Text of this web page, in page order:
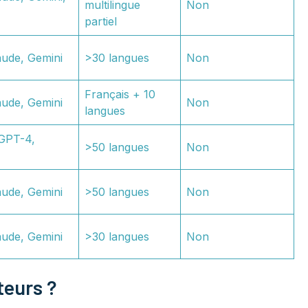
multilingue
partiel
Non
Gemini >30 langues Non
Gemini
Français + 10
langues
Non
4,
>50 langues Non
Gemini >50 langues Non
Gemini >30 langues Non
?